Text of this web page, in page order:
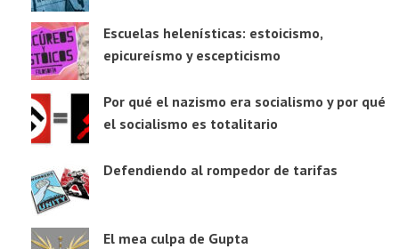
Escuelas helenísticas: estoicismo,
epicureísmo y escepticismo
Por qué el nazismo era socialismo y por qué
el socialismo es totalitario
Defendiendo al rompedor de tarifas
El mea culpa de Gupta